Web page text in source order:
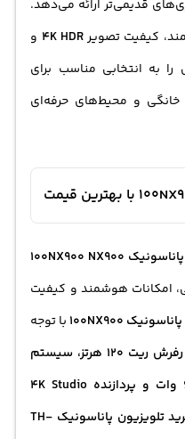
قدیمی‌تر ارائه می‌دهد.
کیفیت تصویر4K HDR و
به انتخابی مناسب برای
خانگی و محیط‌های حرفه‌ای
قیمت و خرید تلویزیون پاناسونیک 100NX900 NX900
امکانات هوشمند و کیفیت
پاناسونیک 100NX900
با توجه
4K، رفرش ریت 120 هرتز، سیستم
عامل Google TV، توان صوتی 60 وات و پردازنده 4K Studio
خرید تلویزیون پاناسونیک TH-